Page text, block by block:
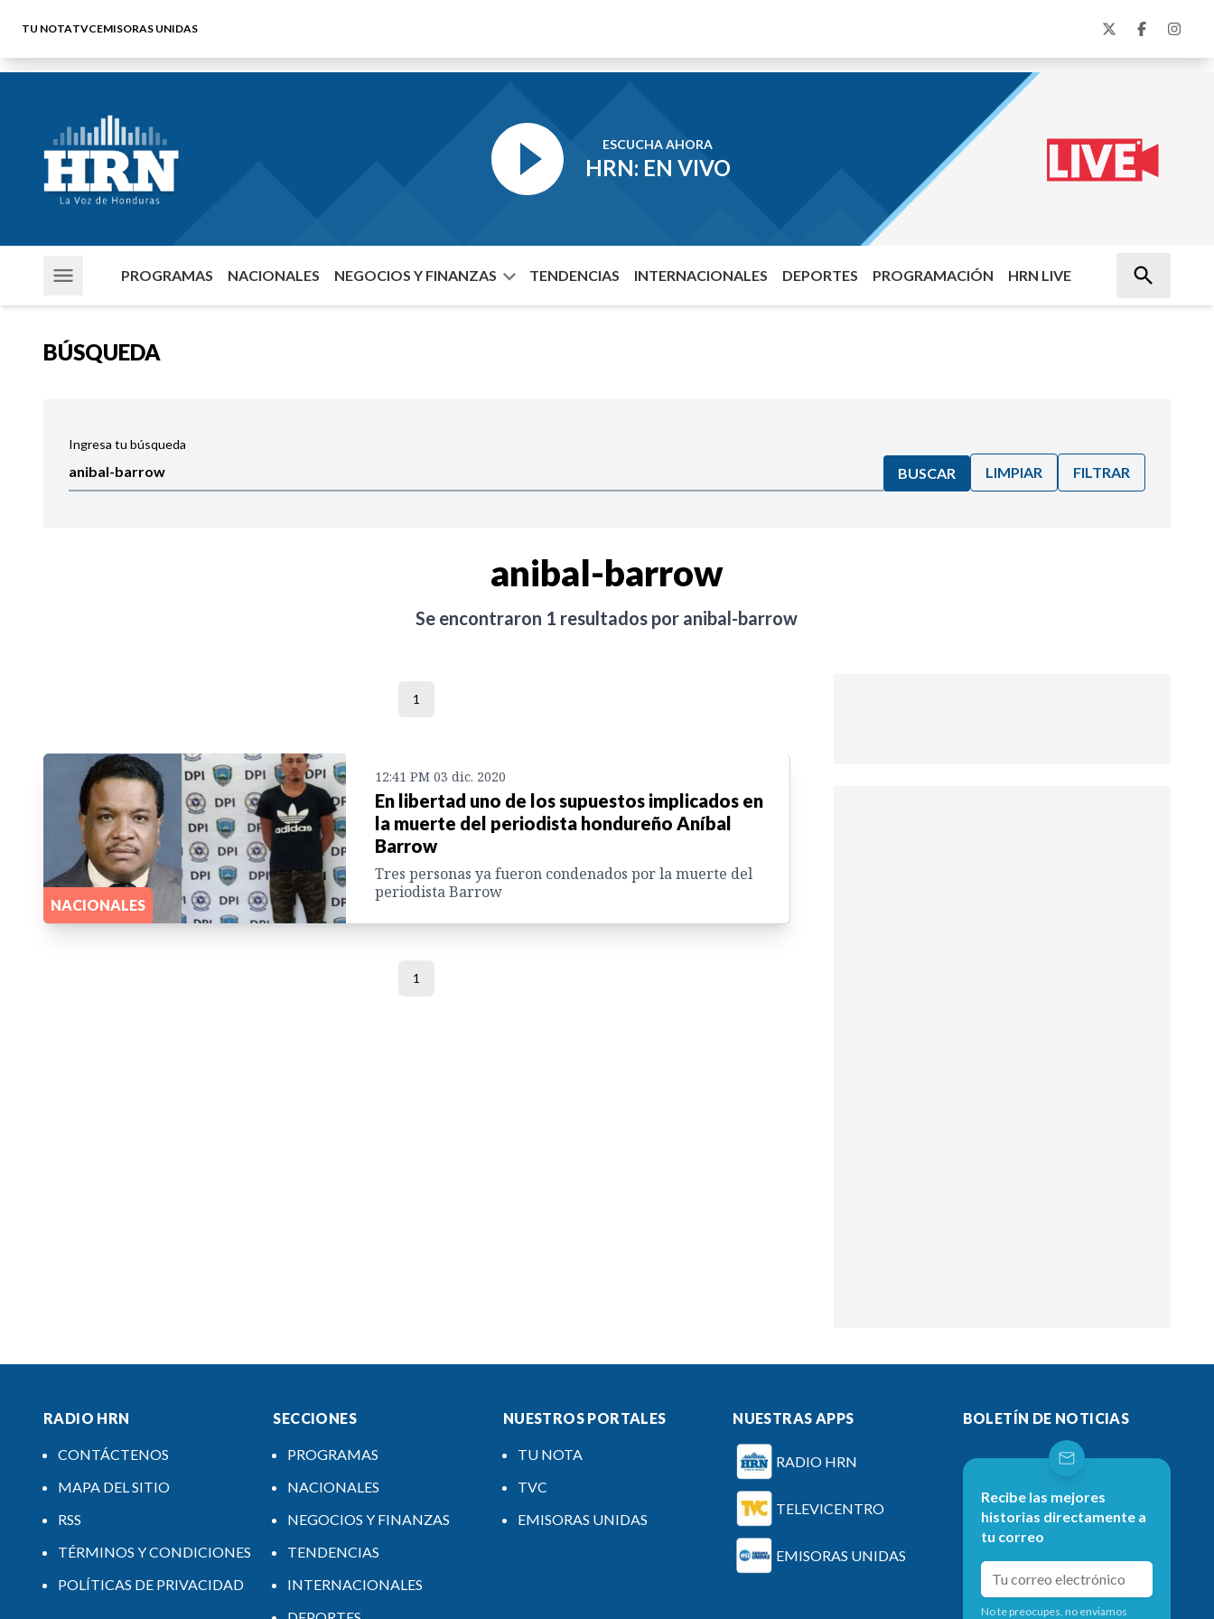
TU NOTATVCEMISORAS UNIDAS
ESCUCHA AHORA
HRN: EN VIVO
PROGRAMAS NACIONALES NEGOCIOS Y FINANZAS TENDENCIAS INTERNACIONALES DEPORTES PROGRAMACIÓN HRN LIVE
BÚSQUEDA
Ingresa tu búsqueda
BUSCAR LIMPIAR FILTRAR
anibal-barrow
Se encontraron 1 resultados por anibal-barrow
1
NACIONALES
12:41 PM 03 dic. 2020
En libertad uno de los supuestos implicados en
la muerte del periodista hondureño Aníbal
Barrow
Tres personas ya fueron condenados por la muerte del
periodista Barrow
1
RADIO HRN
CONTÁCTENOS
MAPA DEL SITIO
RSS
TÉRMINOS Y CONDICIONES
POLÍTICAS DE PRIVACIDAD
SECCIONES
PROGRAMAS
NACIONALES
NEGOCIOS Y FINANZAS
TENDENCIAS
INTERNACIONALES
NUESTROS PORTALES
TU NOTA
TVC
EMISORAS UNIDAS
NUESTRAS APPS
RADIO HRN
TELEVICENTRO
EMISORAS UNIDAS
BOLETÍN DE NOTICIAS
Recibe las mejores
historias directamente a
tu correo
No te preocupes, no enviamos